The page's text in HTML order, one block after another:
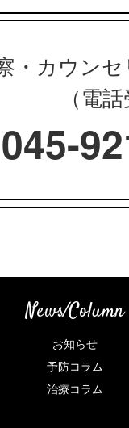
・カウン
（電話
045-
News/Column
お知らせ
予防コラム
治療コラム